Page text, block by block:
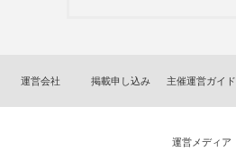
運営会社 掲載申し込み 主催運営ガイド
運営メディア